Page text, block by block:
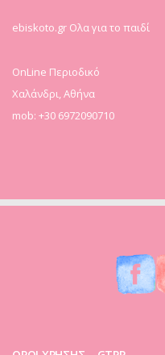
ebiskoto.gr Ολα για το παιδί
OnLine Περιοδικό
Χαλάνδρι, Αθήνα
mob: +30 6972090710